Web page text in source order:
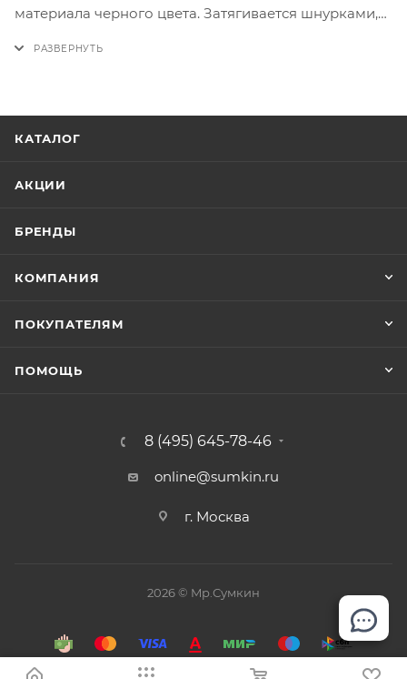
материала черного цвета. Затягивается шнурками,
КАТАЛОГ
АКЦИИ
БРЕНДЫ
КОМПАНИЯ
ПОКУПАТЕЛЯМ
ПОМОЩЬ
8 (495) 645-78-46
online@sumkin.ru
г. Москва
2026 © Mр.Сумкин